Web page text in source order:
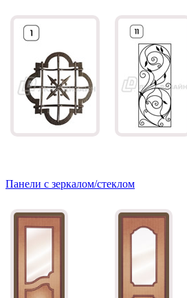
БУК БАВАРИЯ
Д-11 Н
C43 C44
C45 C46
Панели с зеркалом/стеклом